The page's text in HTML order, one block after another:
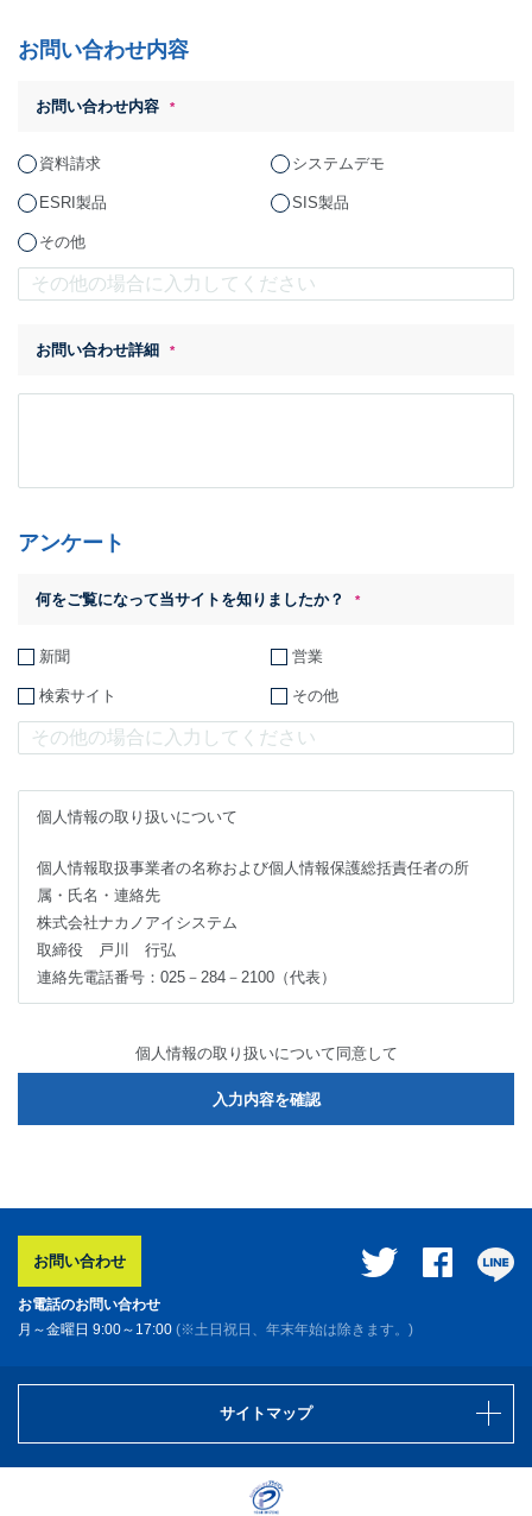
お問い合わせ内容
お問い合わせ内容 *
資料請求 システムデモ
ESRI製品 SIS製品
その他
お問い合わせ詳細 *
アンケート
何をご覧になって当サイトを知りましたか？ *
新聞 営業
検索サイト その他
個人情報の取り扱いについて
個人情報取扱事業者の名称および個人情報保護総括責任者の所
属・氏名・連絡先
株式会社ナカノアイシステム
取締役 戸川 行弘
連絡先電話番号：025－284－2100（代表）
す。ご提供いただきました個人情報を目的の範囲を超えて利用
・お問合せに対する回答のご連絡
3．ご提供いただいた個人情報を、上記１．の利用目的の達成に必
要な範囲で、個人情報を適切に管理でき、かつ個人情報に関す
る秘密保持契約を締結したうえで業務委託会社へ委託すること
があります。
の訂正、追加または削除、利用の停止または消去、第三者提供
の停止および第三者提供記録の開示を希望される場合は、下記
の窓口までご請求ください。ご請求がお客様本人であることが
確認でき次第、対応させていただきます。なお、ご請求の際
は、迅速に対応させていただくために、必ず本サービス名をご
個人情報の取り扱いについて同意して
お問い合わせ
お電話のお問い合わせ
月～金曜日 9:00～17:00 (※土日祝日、年末年始は除きます。)
サイトマップ